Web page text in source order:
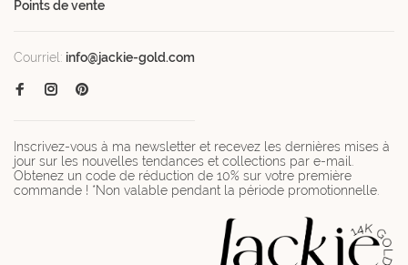
Points de vente
Courriel: info@jackie-gold.com
Inscrivez-vous à ma newsletter et recevez les dernières mises à
jour sur les nouvelles tendances et collections par e-mail.
Obtenez un code de réduction de 10% sur votre première
commande ! *Non valable pendant la période promotionnelle.